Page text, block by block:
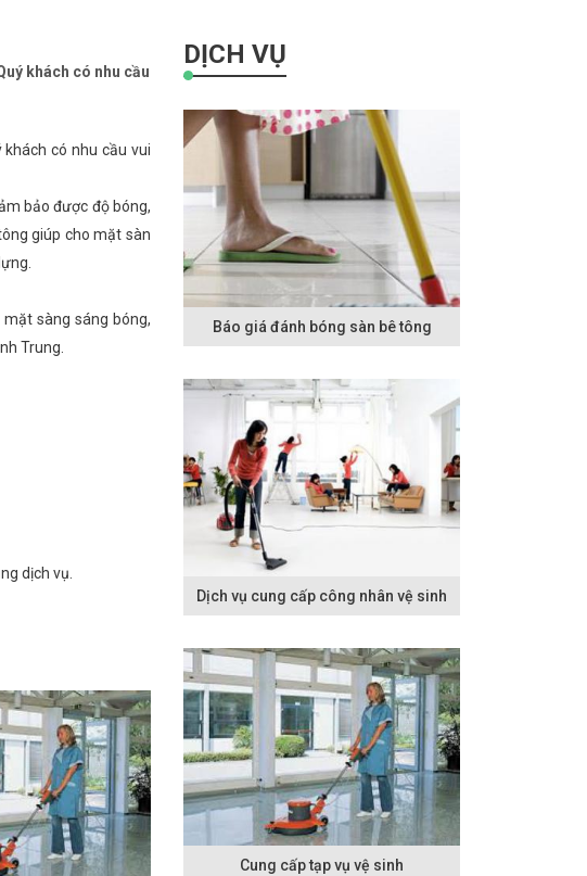
khách có nhu cầu
có nhu cầu vui
bảo được độ bóng,
giúp cho mặt sàn
sàng sáng bóng,
Trung.
dịch vụ.
DỊCH VỤ
Báo giá đánh bóng sàn bê tông
Dịch vụ cung cấp công nhân vệ sinh
Cung cấp tạp vụ vệ sinh